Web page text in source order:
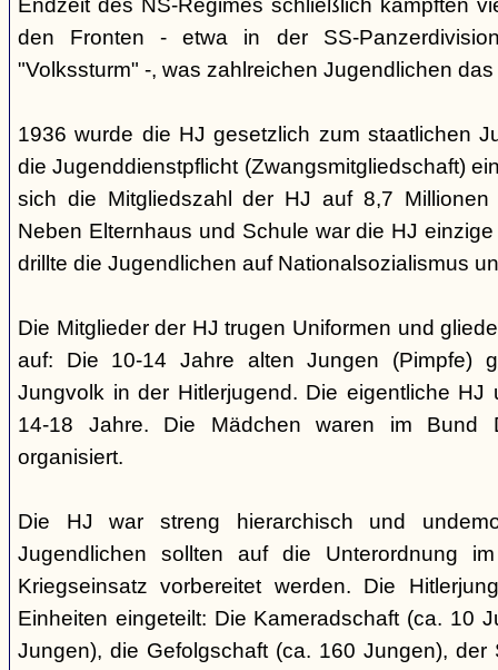
Endzeit des NS-Regimes schließlich kämpften
den Fronten - etwa in der SS-
"Volkssturm" -, was zahlreichen Jugendlichen
1936 wurde die HJ gesetzlich zum staatlichen
die Jugenddienstpflicht (Zwangsmitgliedschaft)
sich die Mitgliedszahl der HJ auf 8,7 Millionen
Neben Elternhaus und Schule war die HJ
drillte die Jugendlichen auf Nationalsozialismus
Die Mitglieder der HJ trugen Uniformen und
auf: Die 10-14 Jahre alten Jungen (Pimpfe)
Jungvolk in der Hitlerjugend. Die eigentliche HJ
14-18 Jahre. Die Mädchen waren im Bund
organisiert.
Die HJ war streng hierarchisch und
Jugendlichen sollten auf die Unterordnung
Kriegseinsatz vorbereitet werden. Die
Einheiten eingeteilt: Die Kameradschaft (ca. 10
Jungen), die Gefolgschaft (ca. 160 Jungen), der